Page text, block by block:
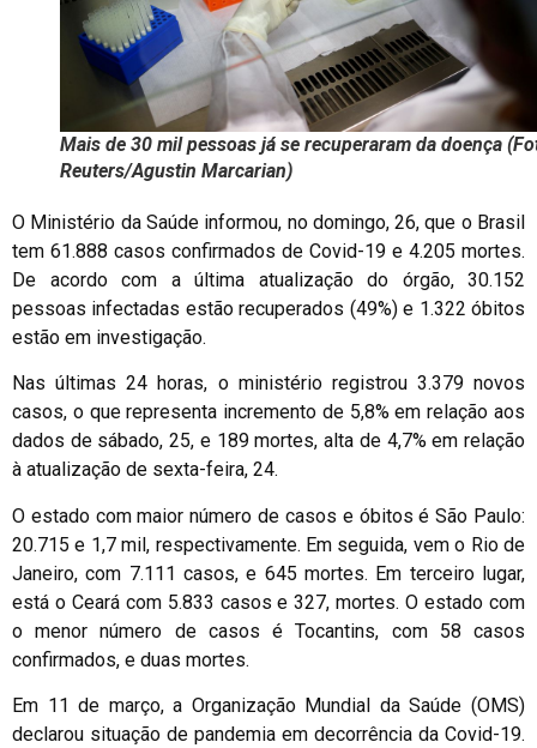
Mais de 30 mil pessoas já se recuperaram da doença
Reuters/Agustin Marcarian)
O Ministério da Saúde informou, no domingo, 26, que o Brasil
tem 61.888 casos confirmados de Covid-19 e 4.205 mortes.
De acordo com a última atualização do órgão, 30.152
pessoas infectadas estão recuperados (49%) e 1.322 óbitos
estão em investigação.
Nas últimas 24 horas, o ministério registrou 3.379 novos
casos, o que representa incremento de 5,8% em relação aos
dados de sábado, 25, e 189 mortes, alta de 4,7% em relação
à atualização de sexta-feira, 24.
O estado com maior número de casos e óbitos é São Paulo:
20.715 e 1,7 mil, respectivamente. Em seguida, vem o Rio de
Janeiro, com 7.111 casos, e 645 mortes. Em terceiro lugar,
está o Ceará com 5.833 casos e 327, mortes. O estado com
o menor número de casos é Tocantins, com 58 casos
confirmados, e duas mortes.
Em 11 de março, a Organização Mundial da Saúde (OMS)
declarou situação de pandemia em decorrência da Covid-19.